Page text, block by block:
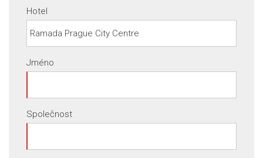
Hotel
Jméno
Společnost